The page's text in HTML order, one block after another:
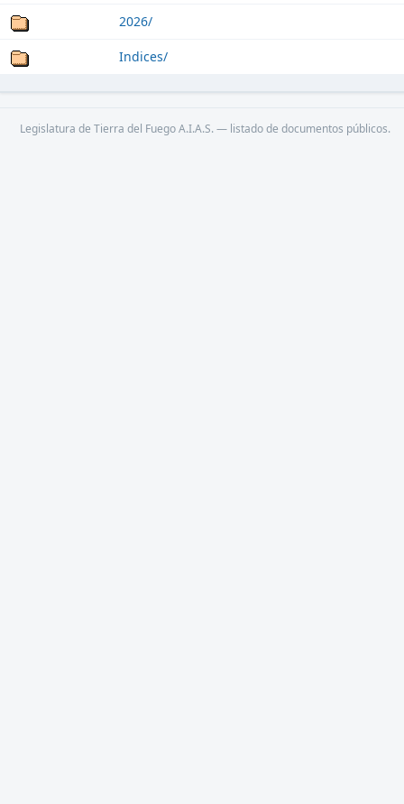
2026/
Indices/
Legislatura de Tierra del Fuego A.I.A.S. — listado de documentos públicos.